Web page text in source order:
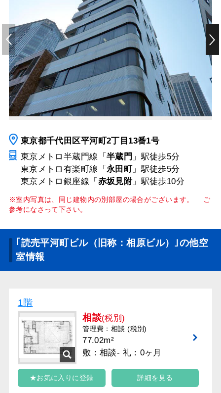
東京都千代田区平河町2丁目13番1号
東京メトロ半蔵門線「 半蔵門 」駅徒歩5分
東京メトロ有楽町線「 永田町」駅徒歩5分
東京メトロ銀座線「 赤坂見附」駅徒歩10分
※室内写真は、同じ建物内の別部屋の場合がございます。 ご
参考になさって下さい。
｢読売平河町ビル（旧称：相原ビル）｣の他空
室情報
1階
相談(税別)
管理費：相談 (税別)
77.02m²
敷：相談- 礼：0ヶ月
★お気に入りに登録 詳細を見る